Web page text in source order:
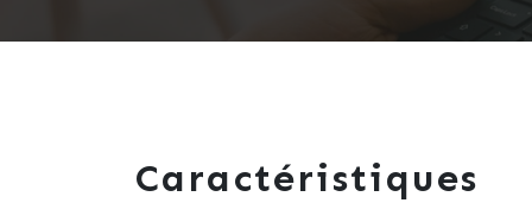
Caractéristiques